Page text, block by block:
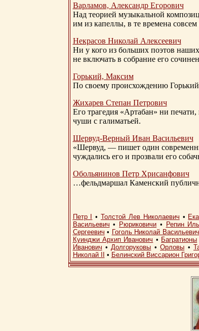
Варламов, Александр Егорович
Над теорией музыкальной
им из капеллы, в те времена
Некрасов Николай Алексеевич
Ни у кого из больших поэтов наших
не включать в собрание его
Горький, Максим
По своему происхождению
Жихарев Степан Петрович
Его трагедия «Артабан» ни
чуши с галиматьей.
Шервуд-Верный Иван Васильевич
«Шервуд, — пишет один
чуждались его и прозвали его
Обольянинов Петр Хрисанфович
…фельдмаршал Каменский
Петр I •Толстой Лев Николаевич •
Васильевич • Рюриковичи • Репин
Сергеевич • Гоголь Николай Васильевич
Куинджи Архип Иванович • Багратионы
Иванович • Долгоруковы •Орловы •
Николай II • Белинский Виссарион